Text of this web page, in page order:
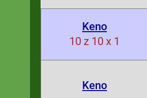
Keno
10 z 10 x 1
Keno